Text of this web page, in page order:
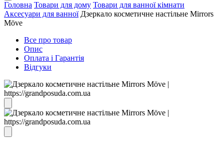
Головна Товари для дому Товари для ванної кімнати
Аксесуари для ванної Дзеркало косметичне настільне Mirrors
Möve
Все про товар
Опис
Оплата і Гарантія
Відгуки